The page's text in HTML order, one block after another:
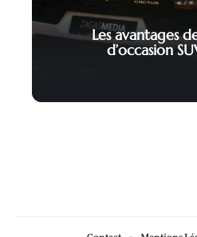
Les avantages
d’occasion